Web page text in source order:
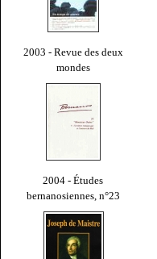
2003 - Revue des deux
mondes
2004 - Études
bernanosiennes, n°23